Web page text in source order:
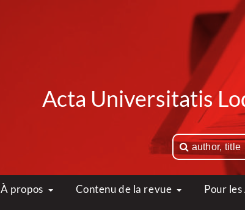
Acta Universitatis
À propos Contenu de la revue Pour